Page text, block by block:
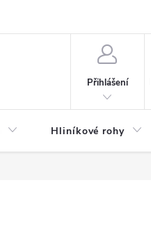
Přihlášení
Hliníkové rohy